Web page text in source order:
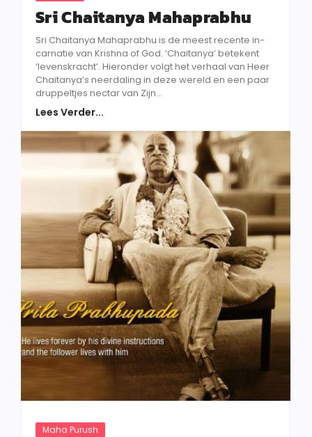
Sri Chaitanya Mahaprabhu
Sri Chaitanya Mahaprabhu is de meest recente in­
carnatie van Krishna of God. ‘Chaitanya’ betekent
‘levenskracht’. Hieronder volgt het verhaal van Heer
Chaitanya’s neerdaling in deze wereld en een paar
druppeltjes nectar van Zijn...
Lees Verder...
Maha Purush